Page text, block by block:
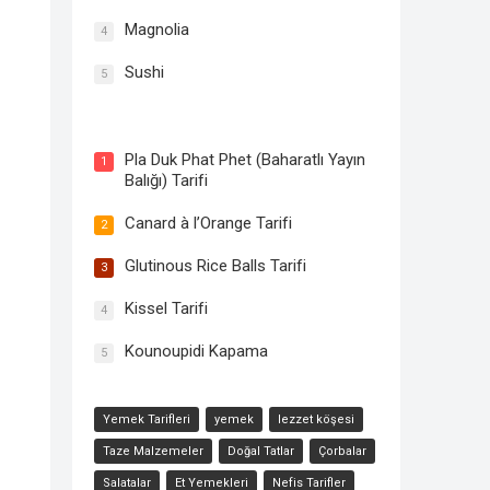
4 Magnolia
5 Sushi
1
Pla Duk Phat Phet (Baharatlı Yayın
Balığı) Tarifi
2 Canard à l’Orange Tarifi
3 Glutinous Rice Balls Tarifi
4 Kissel Tarifi
5 Kounoupidi Kapama
Yemek Tarifleri yemek lezzet köşesi
Taze Malzemeler Doğal Tatlar Çorbalar
Salatalar Et Yemekleri Nefis Tarifler